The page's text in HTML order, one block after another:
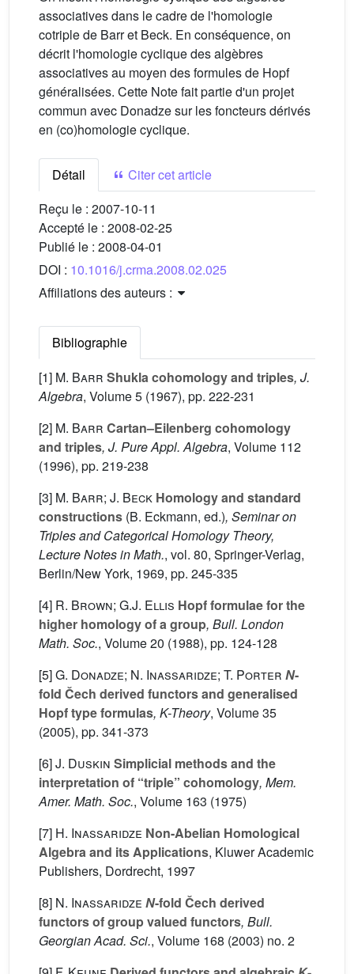
associatives dans le cadre de l'homologie
cotriple de Barr et Beck. En conséquence, on
décrit l'homologie cyclique des algèbres
associatives au moyen des formules de Hopf
généralisées. Cette Note fait partie d'un projet
commun avec Donadze sur les foncteurs dérivés
en (co)homologie cyclique.
Détail
Citer cet article
Reçu le : 2007-10-11
Accepté le : 2008-02-25
Publié le : 2008-04-01
DOI : 10.1016/j.crma.2008.02.025
Affiliations des auteurs :
Bibliographie
[1] M. Barr Shukla cohomology and triples, J.
Algebra, Volume 5 (1967), pp. 222-231
[2] M. Barr Cartan–Eilenberg cohomology
and triples, J. Pure Appl. Algebra, Volume 112
(1996), pp. 219-238
[3] M. Barr; J. Beck Homology and standard
constructions (B. Eckmann, ed.), Seminar on
Triples and Categorical Homology Theory,
Lecture Notes in Math., vol. 80, Springer-Verlag,
Berlin/New York, 1969, pp. 245-335
[4] R. Brown; G.J. Ellis Hopf formulae for the
higher homology of a group, Bull. London
Math. Soc., Volume 20 (1988), pp. 124-128
[5]G. Donadze; N. Inassaridze; T. Porter N-
fold Čech derived functors and generalised
Hopf type formulas, K-Theory, Volume 35
(2005), pp. 341-373
[6]J. Duskin Simplicial methods and the
interpretation of “triple” cohomology, Mem.
Amer. Math. Soc., Volume 163 (1975)
[7] H. Inassaridze Non-Abelian Homological
Algebra and its Applications, Kluwer Academic
Publishers, Dordrecht, 1997
[8] N. Inassaridze N-fold Čech derived
functors of group valued functors, Bull.
Georgian Acad. Sci., Volume 168 (2003) no. 2